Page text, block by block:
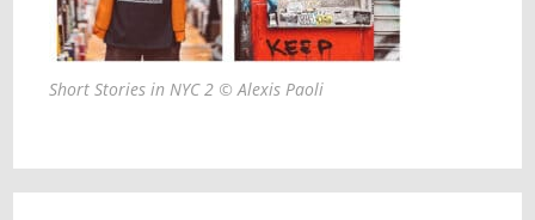
Short Stories in NYC 2 © Alexis Paoli